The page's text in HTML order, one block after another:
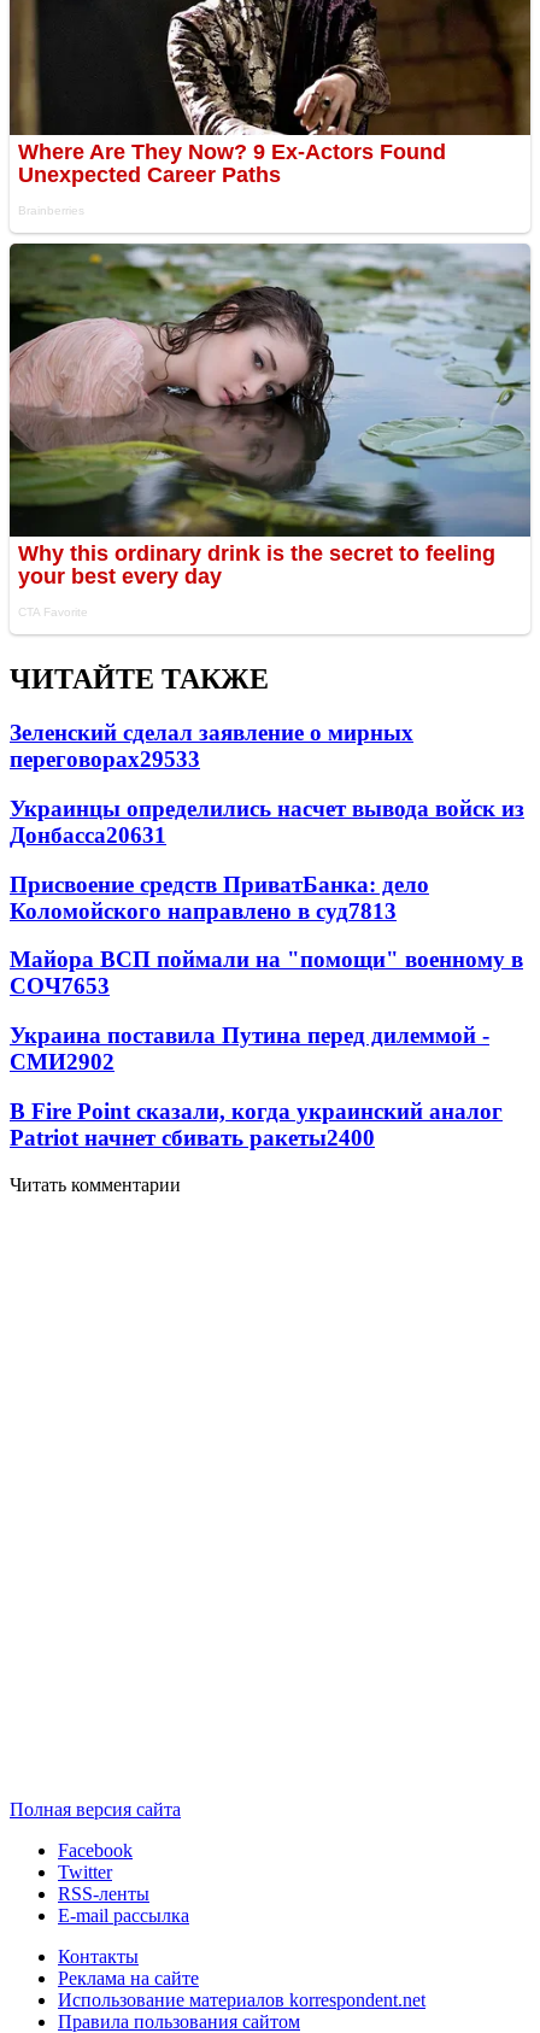
ЧИТАЙТЕ ТАКЖЕ
Зеленский сделал заявление о мирных
переговорах29533
Украинцы определились насчет вывода войск из
Донбасса20631
Присвоение средств ПриватБанка: дело
Коломойского направлено в суд7813
Майора ВСП поймали на "помощи" военному в
СОЧ7653
Украина поставила Путина перед дилеммой -
СМИ2902
В Fire Point сказали, когда украинский аналог
Patriot начнет сбивать ракеты2400
Читать комментарии
Полная версия сайта
Facebook
Twitter
RSS-ленты
E-mail рассылка
Контакты
Реклама на сайте
Использование материалов korrespondent.net
Правила пользования сайтом